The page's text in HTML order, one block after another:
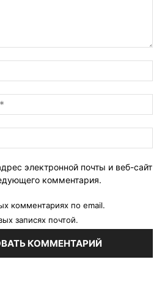
электронной почты и веб-сайт
комментария.
комментариях по email.
записях почтой.